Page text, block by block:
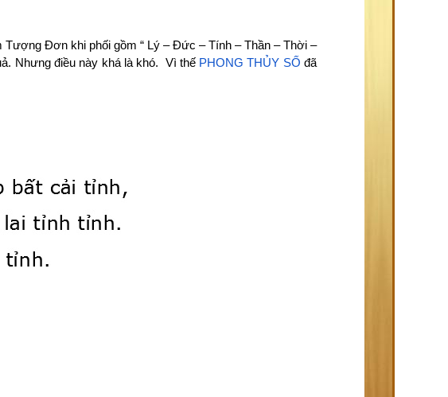
Đơn khi phối gồm “ Lý – Đức – Tính – Thần – Thời –
Nhưng điều này khá là khó. Vì thế PHONG THỦY SỐ đã